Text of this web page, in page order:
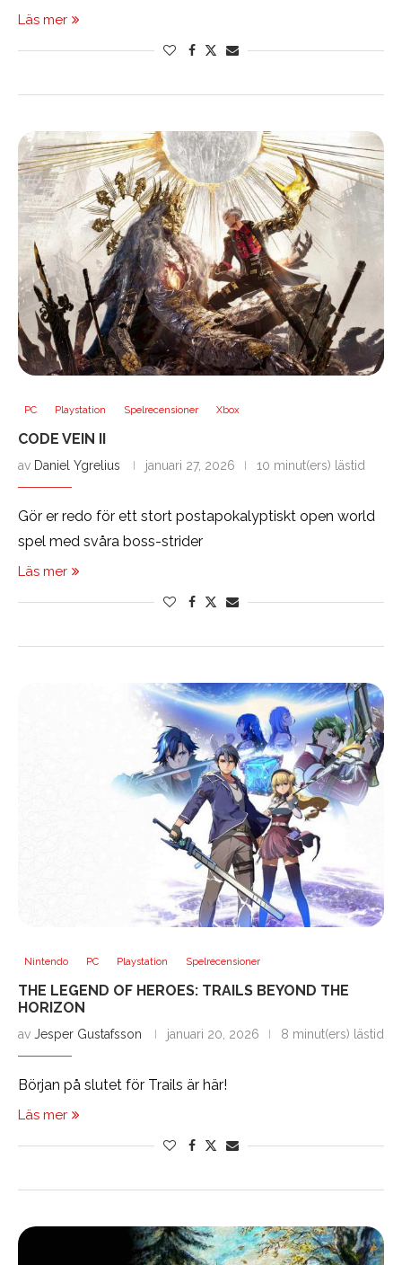
Läs mer
PC Playstation Spelrecensioner Xbox
CODE VEIN II
av Daniel Ygrelius januari 27, 2026 10 minut(ers) lästid
Gör er redo för ett stort postapokalyptiskt open world
spel med svåra boss-strider
Läs mer
Nintendo PC Playstation Spelrecensioner
THE LEGEND OF HEROES: TRAILS BEYOND THE
HORIZON
av Jesper Gustafsson januari 20, 2026 8 minut(ers) lästid
Början på slutet för Trails är här!
Läs mer